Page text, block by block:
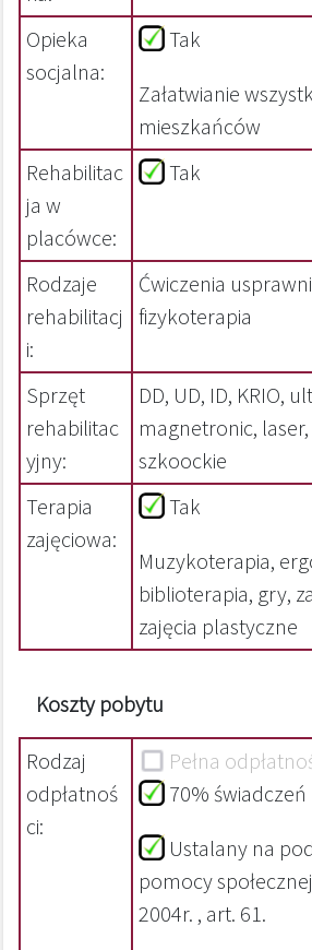
Opieka
socjalna:
Tak
Załatwianie
mieszkańców
Rehabilitac
ja w
placówce:
Tak
Rodzaje
rehabilitacj
i:
Ćwiczenia
fizykoterapia
Sprzęt
rehabilitac
yjny:
DD, UD, ID, KRIO,
magnetronic,
szkoockie
Terapia
zajęciowa:
Tak
Muzykoterapia,
biblioterapia, gry,
zajęcia plastyczne
Koszty pobytu
Rodzaj
odpłatnoś
ci:
Pełna
70% świadczeń
Ustalany na
pomocy
2004r. , art. 61.